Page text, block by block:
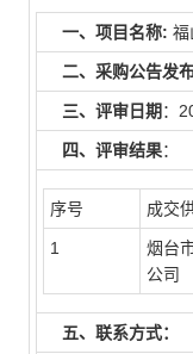
一、项目名称: 福
二、采购公告发
三、评审日期 ：
四、评审结果：
序号 成交
1
烟台
公司
五、联系方式：